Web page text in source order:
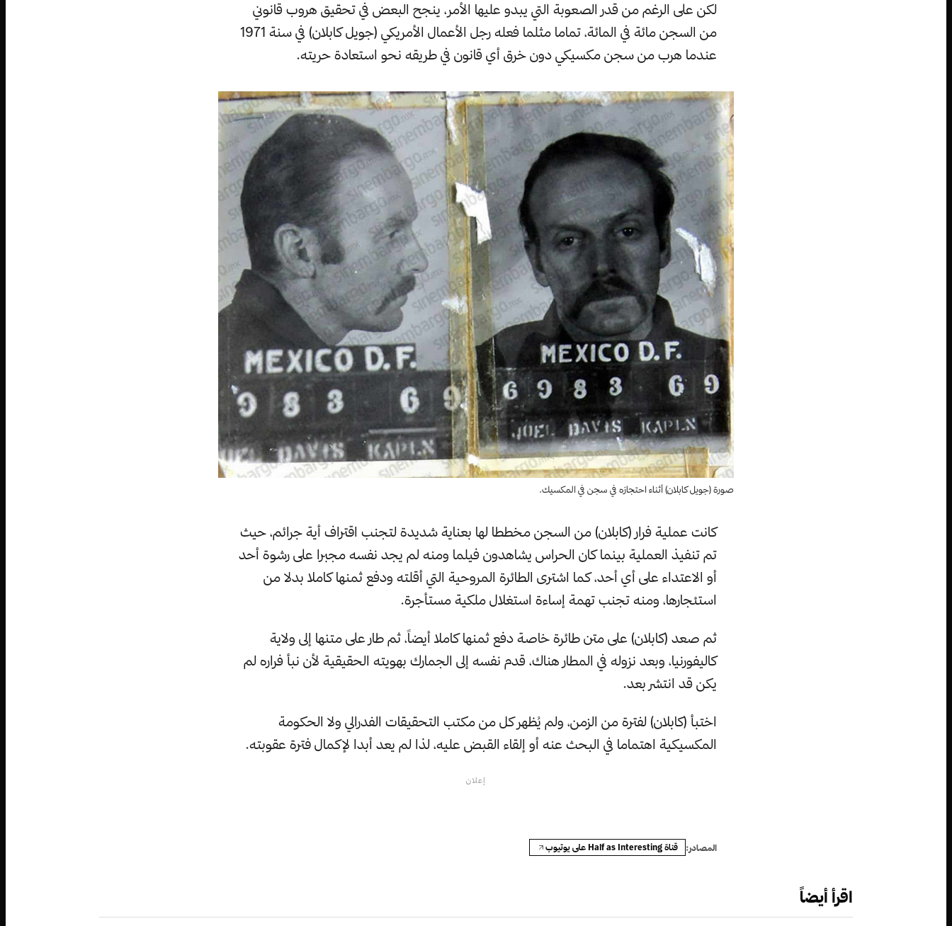
لكن على الرغم من قدر الصعوبة التي يبدو عليها الأمر، ينجح البعض في تحقيق هروب قانوني
من السجن مائة في المائة، تماما مثلما فعله رجل الأعمال الأمريكي (جويل كابلان) في سنة 1971
عندما هرب من سجن مكسيكي دون خرق أي قانون في طريقه نحو استعادة حريته.
صورة (جويل كابلان) أثناء احتجازه في سجن في المكسيك.
كانت عملية فرار (كابلان) من السجن مخططا لها بعناية شديدة لتجنب اقتراف أية جرائم، حيث
تم تنفيذ العملية بينما كان الحراس يشاهدون فيلما ومنه لم يجد نفسه مجبرا على رشوة أحد
أو الاعتداء على أي أحد، كما اشترى الطائرة المروحية التي أقلته ودفع ثمنها كاملا بدلا من
استئجارها، ومنه تجنب تهمة إساءة استغلال ملكية مستأجرة.
ثم صعد (كابلان) على متن طائرة خاصة دفع ثمنها كاملا أيضاً، ثم طار على متنها إلى ولاية
كاليفورنيا، وبعد نزوله في المطار هناك، قدم نفسه إلى الجمارك بهويته الحقيقية لأن نبأ فراره لم
يكن قد انتشر بعد.
اختبأ (كابلان) لفترة من الزمن، ولم يُظهر كل من مكتب التحقيقات الفدرالي ولا الحكومة
المكسيكية اهتماما في البحث عنه أو إلقاء القبض عليه، لذا لم يعد أبدا لإكمال فترة عقوبته.
إعلان
المصادر: قناة Half as Interesting على يوتيوب
اقرأ أيضاً